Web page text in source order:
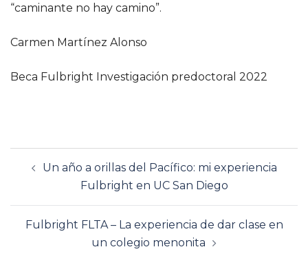
“caminante no hay camino”.
Carmen Martínez Alonso
Beca Fulbright Investigación predoctoral 2022
de
entradas
Un año a orillas del Pacífico: mi experiencia
Fulbright en UC San Diego
Fulbright FLTA – La experiencia de dar clase en
un colegio menonita